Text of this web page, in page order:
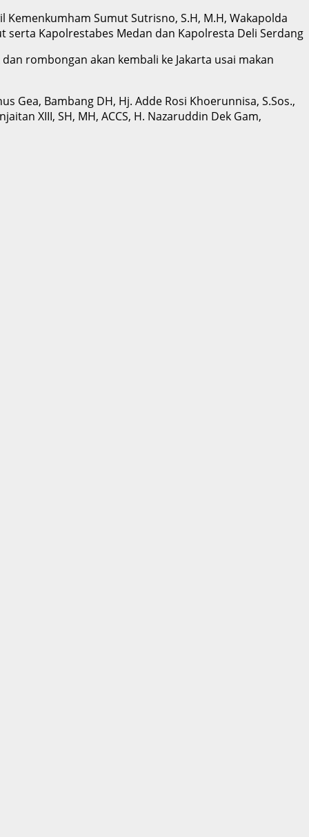
Sumut Sutrisno, S.H, M.H, Wakapolda
serta Kapolrestabes Medan dan Kapolresta Deli Serdang
rombongan akan kembali ke Jakarta usai makan
Gea, Bambang DH, Hj. Adde Rosi Khoerunnisa, S.Sos.,
XIII, SH, MH, ACCS, H. Nazaruddin Dek Gam,